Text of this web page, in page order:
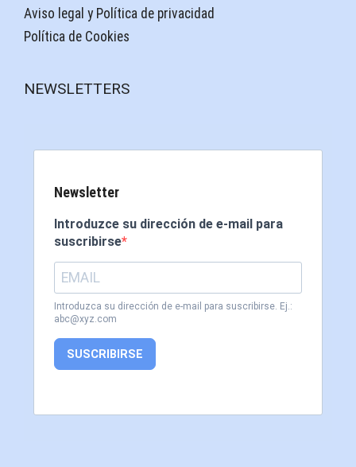
Aviso legal y Política de privacidad
Política de Cookies
NEWSLETTERS
Newsletter
Introduzce su dirección de e-mail para
suscribirse
Introduzca su dirección de e-mail para suscribirse. Ej.:
abc@xyz.com
SUSCRIBIRSE